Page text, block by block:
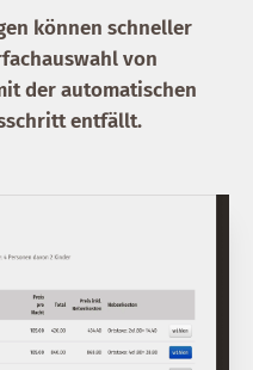
können schneller
von
derautomatischen
entfällt.